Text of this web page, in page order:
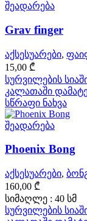
შეადარება
Grav finger
აქსესუარები,
15,00 ₾
სურვილების
კალათაში
სწრაფი ნახვა
შეადარება
Phoenix Bong
აქსესუარები,
160,00 ₾
სიმაღლე : 40 სმ
სურვილების